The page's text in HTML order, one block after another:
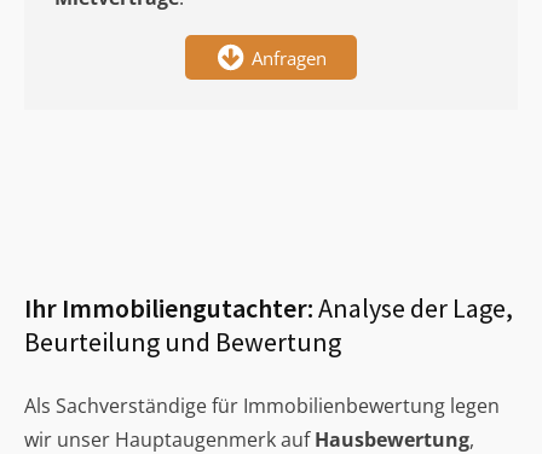
Anfragen
Ihr Immobiliengutachter:Analyse der Lage,
Beurteilung und Bewertung
Als Sachverständige für Immobilienbewertung legen
wir unser Hauptaugenmerk aufHausbewertung,